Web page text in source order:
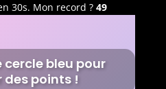
30s. Mon record ? 49
cercle bleu pour
points !